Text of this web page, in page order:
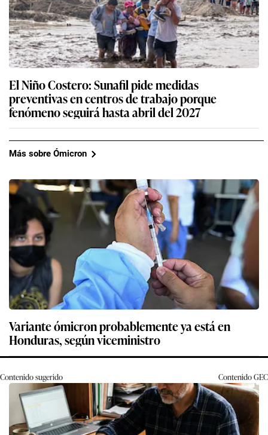
El Niño Costero: Sunafil pide medidas
preventivas en centros de trabajo porque
fenómeno seguirá hasta abril del 2027
Más sobre Ómicron
Variante ómicron probablemente ya está en
Honduras, según viceministro
Contenido sugerido ContenidoGEC